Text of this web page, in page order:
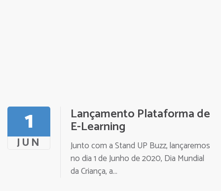
1
JUN
Lançamento Plataforma de
E-Learning
Junto com a Stand UP Buzz, lançaremos
no dia 1 de Junho de 2020, Dia Mundial
da Criança, a...